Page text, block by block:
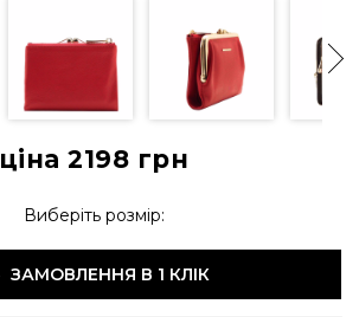
ціна 2198 грн
Виберіть розмір:
ЗАМОВЛЕННЯ В 1 КЛІК